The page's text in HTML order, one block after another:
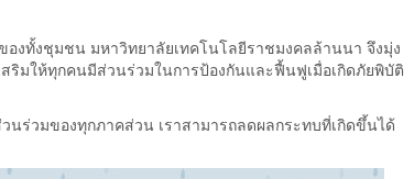
งทั้งชุมชน มหาวิทยาลัยเทคโนโลยีราชมงคลล้านนา จึงมุ่ง
ริมให้ทุกคนมีส่วนร่วมในการป้องกันและฟื้นฟูเมื่อเกิดภัยพิบัติ
ร่วมของทุกภาคส่วน เราสามารถลดผลกระทบที่เกิดขึ้นได้